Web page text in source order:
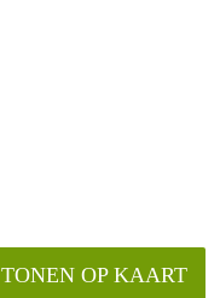
TONEN OP KAART